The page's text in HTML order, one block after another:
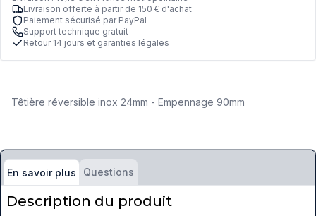
Livraison offerte à partir de 150 € d'achat
Paiement sécurisé par PayPal
Support technique gratuit
Retour 14 jours et garanties légales
Têtière réversible inox 24mm - Empennage 90mm
En savoir plus Questions
Description du produit